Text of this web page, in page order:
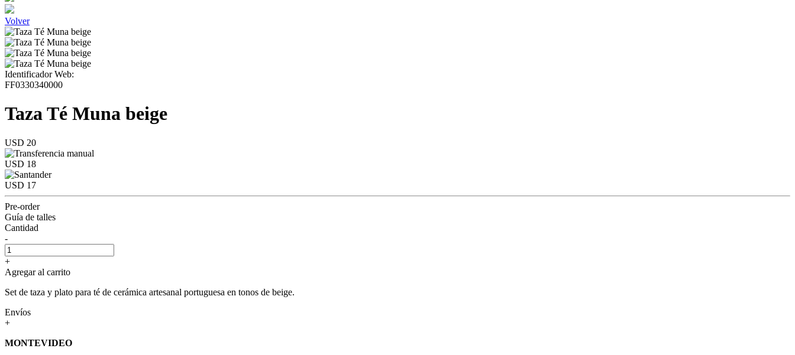
Volver
Identificador Web:
FF0330340000
Taza Té Muna beige
USD 20
USD 18
USD 17
Pre-order
Guía de talles
Cantidad
-
+
Agregar al carrito
Set de taza y plato para té de cerámica artesanal portuguesa en tonos de beige.
Envíos
+
MONTEVIDEO